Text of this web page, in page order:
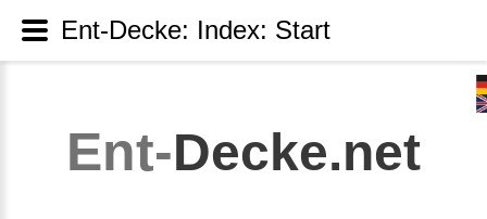
Ent-Decke.net
Ent-Decke: Index: Start